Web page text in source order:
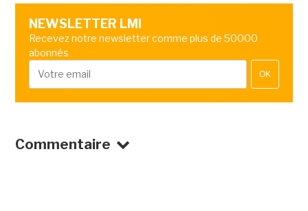
NEWSLETTER LMI
Recevez notre newsletter comme plus de 50000
abonnés
OK
Commentaire